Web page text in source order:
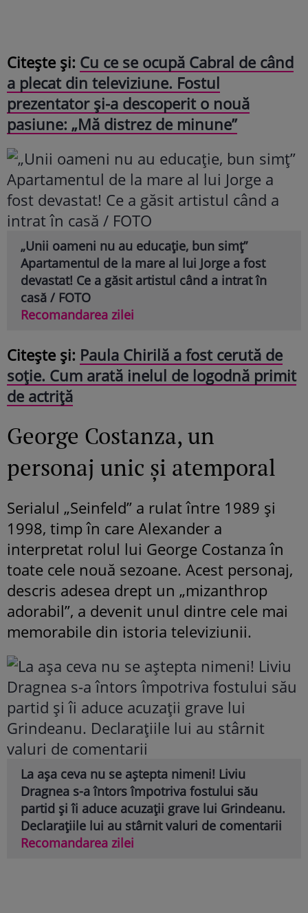
Citește și: Cu ce se ocupă Cabral de când
a plecat din televiziune. Fostul
prezentator și-a descoperit o nouă
pasiune: „Mă distrez de minune”
„Unii oameni nu au educație, bun simț”
Apartamentul de la mare al lui Jorge a fost
devastat! Ce a găsit artistul când a intrat în
casă / FOTO
Recomandarea zilei
Citește și: Paula Chirilă a fost cerută de
soție. Cum arată inelul de logodnă primit
de actriță
George Costanza, un
personaj unic și atemporal
Serialul „Seinfeld” a rulat între 1989 și
1998, timp în care Alexander a
interpretat rolul lui George Costanza în
toate cele nouă sezoane. Acest personaj,
descris adesea drept un „mizanthrop
adorabil”, a devenit unul dintre cele mai
memorabile din istoria televiziunii.
La așa ceva nu se aștepta nimeni! Liviu
Dragnea s-a întors împotriva fostului său
partid și îi aduce acuzații grave lui Grindeanu.
Declarațiile lui au stârnit valuri de comentarii
Recomandarea zilei